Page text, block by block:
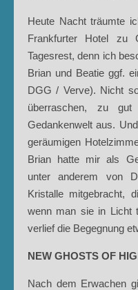
Heute Nacht träumte
Frankfurter Hotel zu
Tagesrest, denn ich
Brian und Beatie ggf.
DGG / Verve). Nicht
überraschen, zu
Gedankenwelt aus.
geräumigen
Brian hatte mir als
unter anderem von
Kristalle mitgebracht,
wenn man sie in Licht
verlief die Begegnung
NEW GHOSTS OF
Nach dem Erwachen